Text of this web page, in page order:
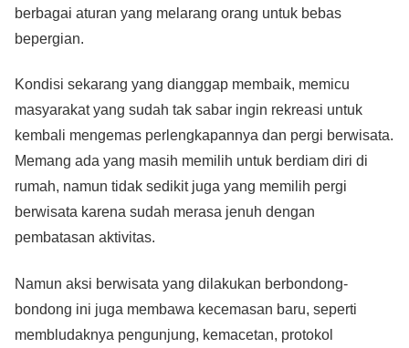
berbagai aturan yang melarang orang untuk bebas
bepergian.
Kondisi sekarang yang dianggap membaik, memicu
masyarakat yang sudah tak sabar ingin rekreasi untuk
kembali mengemas perlengkapannya dan pergi berwisata.
Memang ada yang masih memilih untuk berdiam diri di
rumah, namun tidak sedikit juga yang memilih pergi
berwisata karena sudah merasa jenuh dengan
pembatasan aktivitas.
Namun aksi berwisata yang dilakukan berbondong-
bondong ini juga membawa kecemasan baru, seperti
membludaknya pengunjung, kemacetan, protokol